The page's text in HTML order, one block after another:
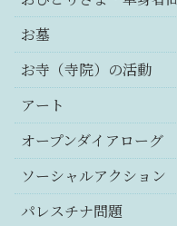
お墓
お寺（寺院）の活動
アート
オープンダイアローグ
ソーシャルアクション
パレスチナ問題